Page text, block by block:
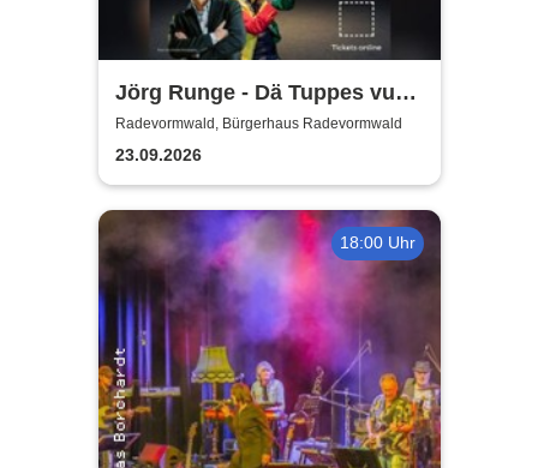
Jörg Runge - Dä Tuppes vum
Land
Radevormwald, Bürgerhaus Radevormwald
23.09.2026
18:00 Uhr